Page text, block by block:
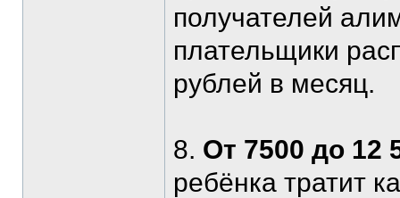
получателей
плательщики
рублей в месяц.
8. От 7500 до 12
ребёнка тратит